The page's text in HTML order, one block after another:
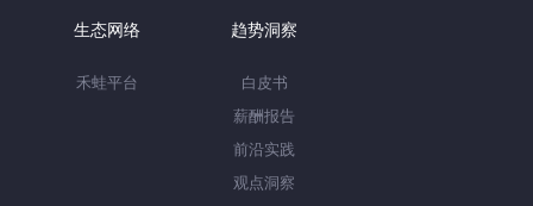
生态网络
禾蛙平台
趋势洞察
白皮书
薪酬报告
前沿实践
观点洞察